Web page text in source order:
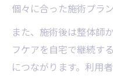
個々に合った施術プラ
また、施術後は整体師
フケアを自宅で継続す
につながります。利用